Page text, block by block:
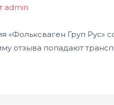
admin
«Фольксваген Груп Рус»
отзыва попадают